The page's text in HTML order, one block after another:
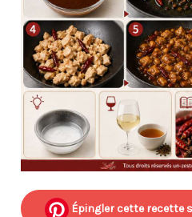
Épingler cette recette